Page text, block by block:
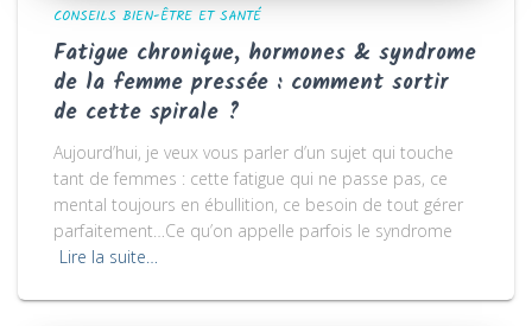
CONSEILS BIEN-ÊTRE ET SANTÉ
Fatigue chronique, hormones & syndrome
de la femme pressée : comment sortir
de cette spirale ?
Aujourd’hui, je veux vous parler d’un sujet qui touche
tant de femmes : cette fatigue qui ne passe pas, ce
mental toujours en ébullition, ce besoin de tout gérer
parfaitement…Ce qu’on appelle parfois le syndrome
Lire la suite…